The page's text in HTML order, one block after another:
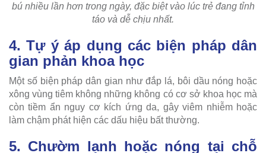
bú nhiều lần hơn trong ngày, đặc biệt vào lúc trẻ đang tỉnh
táo và dễ chịu nhất.
4. Tự ý áp dụng các biện pháp dân
gian phản khoa học
Một số biện pháp dân gian như đắp lá, bôi dầu nóng hoặc
xông vùng tiêm không những không có cơ sở khoa học mà
còn tiềm ẩn nguy cơ kích ứng da, gây viêm nhiễm hoặc
làm chậm phát hiện các dấu hiệu bất thường.
5. Chườm lạnh hoặc nóng tại chỗ